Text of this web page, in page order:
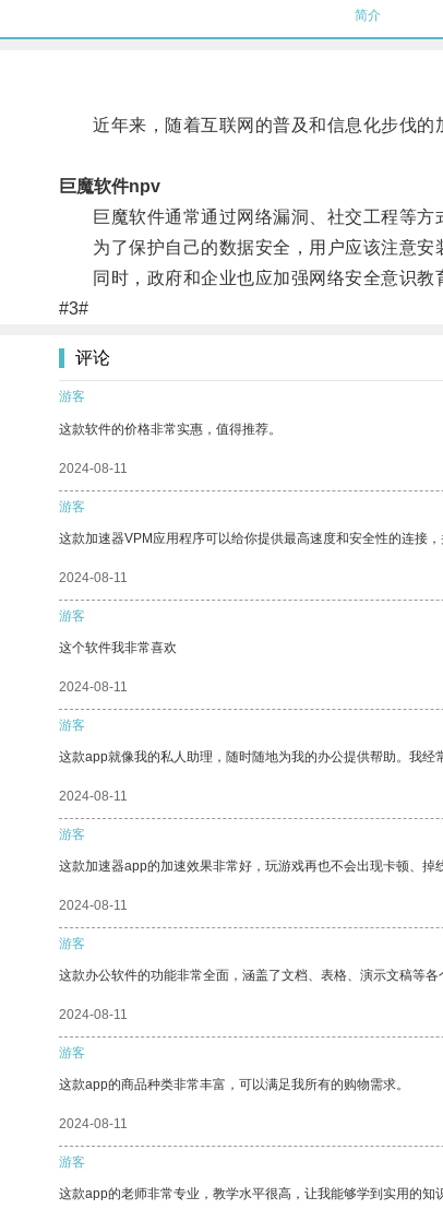
简介
近年来，随着互联网的普及和信息化步伐的
巨魔软件npv
巨魔软件通常通过网络漏洞、社交工程等方
为了保护自己的数据安全，用户应该注意安
同时，政府和企业也应加强网络安全意识教
#3#
评论
游客
这款软件的价格非常实惠，值得推荐。
2024-08-11
游客
这款加速器VPM应用程序可以给你提供最高速度和安全性的连接，
2024-08-11
游客
这个软件我非常喜欢
2024-08-11
游客
这款app就像我的私人助理，随时随地为我的办公提供帮助。我
2024-08-11
游客
这款加速器app的加速效果非常好，玩游戏再也不会出现卡顿、
2024-08-11
游客
这款办公软件的功能非常全面，涵盖了文档、表格、演示文稿等
2024-08-11
游客
这款app的商品种类非常丰富，可以满足我所有的购物需求。
2024-08-11
游客
这款app的老师非常专业，教学水平很高，让我能够学到实用的知